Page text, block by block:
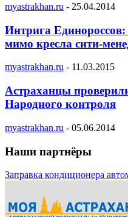
myastrakhan.ru - 25.04.2014
Интрига
мимо кресла сити-
myastrakhan.ru - 11.03.2015
Астраханцы
Народного контроля
myastrakhan.ru - 05.06.2014
Наши партнёры
Заправка кондиционера